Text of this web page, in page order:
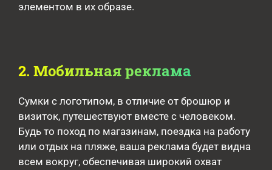
элементом в их образе.
2. Мобильная реклама
Сумки с логотипом, в отличие от брошюр и
визиток, путешествуют вместе с человеком.
Будь то поход по магазинам, поездка на работу
или отдых на пляже, ваша реклама будет видна
всем вокруг, обеспечивая широкий охват